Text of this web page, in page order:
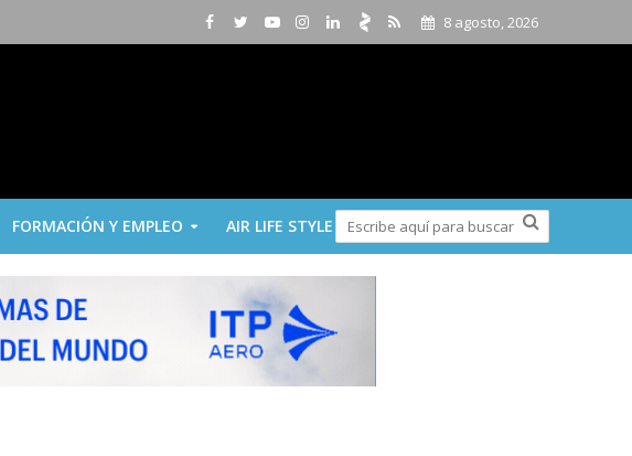
8 agosto, 2026
FORMACIÓN Y EMPLEO AIR LIFE STYLE